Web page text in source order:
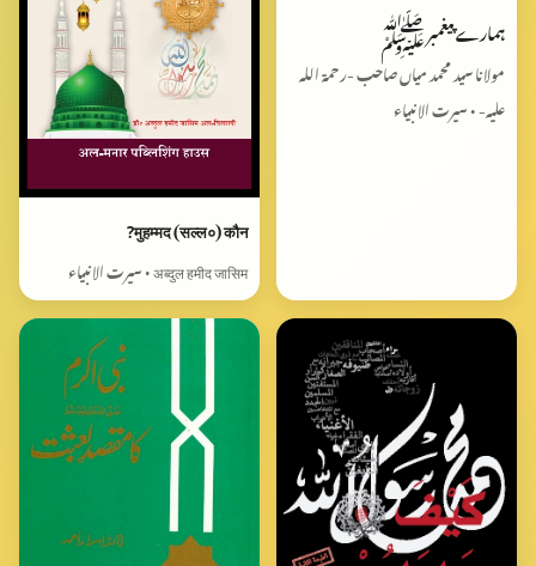
ہمارے پیغمبر ﷺ
مولانا سید محمد میاں صاحب -رحمۃ اللہ
علیہ- • سیرت الانبیاء
मुहम्मद (सल्ल०) कौन?
अब्दुल हमीद जासिम • سیرت الانبیاء